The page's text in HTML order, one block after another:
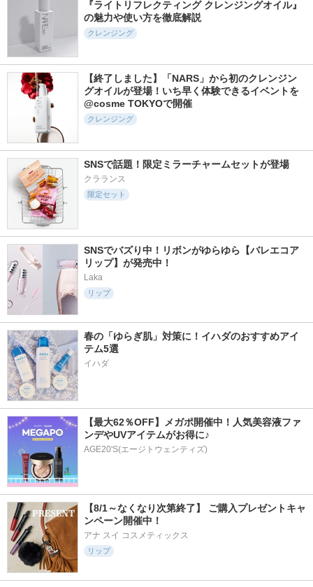
『ライトリフレクティング クレンジングオイル』
の魅力や使い方を徹底解説
クレンジング
【終了しました】「NARS」から初のクレンジン
グオイルが登場！いち早く体験できるイベントを
@cosme TOKYOで開催
クレンジング
SNSで話題！限定ミラーチャームセットが登場
クラランス
限定セット
SNSでバズり中！リボンがゆらゆら【バレエコア
リップ】が発売中！
Laka
リップ
春の「ゆらぎ肌」対策に！イハダのおすすめアイ
テム5選
イハダ
【最大62％OFF】メガポ開催中！人気美容液ファ
ンデやUVアイテムがお得に♪
AGE20'S(エージトウェンティズ)
【8/1～なくなり次第終了】 ご購入プレゼントキャ
ンペーン開催中！
アナ スイ コスメティックス
リップ